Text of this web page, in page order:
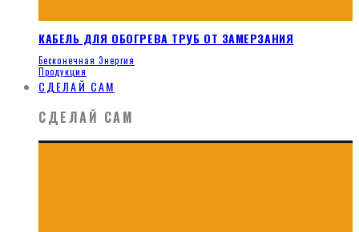
КАБЕЛЬ ДЛЯ ОБОГРЕВА ТРУБ ОТ ЗАМЕРЗАНИЯ
Бесконечная Энергия
Продукция
СДЕЛАЙ САМ
СДЕЛАЙ САМ